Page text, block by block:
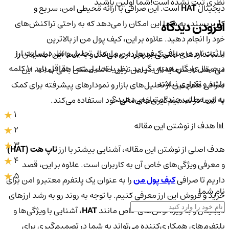
دیجیتالHATاست. این صرافی با ارائه محیطی امن، سریع و
کاربرپسند، به شما این امکان را می‌دهد که به راحتی تراکنش‌های
خود را انجام دهید. علاوه بر این، کیف پول من از بالاترین
استانداردهای امنیتی بهره‌برداری می‌کند و به شما این اطمینان را
می‌دهد که سرمایه‌تان در امن‌ترین حالت ممکن باقی بماند. این
صرافی همچنین از تحلیل‌های بازار و نمودارهای پیشرفته برای کمک
به شما در تصمیم‌گیری‌های مالی خود استفاده می‌کند.
📊 هدف از نوشتن این مقاله
هدف اصلی از نوشتن این مقاله، آشنایی بیشتر با ارزتاپ هت (HAT)
و معرفی ویژگی‌های خاص آن به کاربران است. علاوه بر این، قصد
داریم تا صرافیکیف پول منرا به عنوان یک پلتفرم معتبر و امن برای
خرید و فروش این ارز معرفی کنیم. با توجه به روند رو به رشد ارزهای
دیجیتال و به ویژه توکن‌های خاص مانندHAT، آشنایی با ویژگی‌ها و
پلتفرم‌های همکاری‌کننده می‌تواند به شما در تصمیم‌گیری برای
افزودن دیدگاه
با ثبت‌نام در صرافی کیف پول من و ارسال تحلیل و نظر در سایت ارز
دیجیتال رایگان هدیه بگیرید. نظر یا تحلیل شما حداقل باید ۱۰ کلمه
باشد و تکراری نباشد.
به این مطلب چند امتیاز می‌دهید؟
3
4
5
نام شما